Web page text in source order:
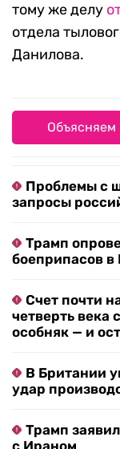
тому же делу
отдела
Данилова.
Объясняем
Проблемы с
запросы
Трамп
боеприпасов
Счет почти
четверть века
особняк — и
В Британии
удар
Трамп